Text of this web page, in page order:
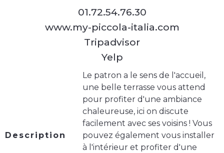
01.72.54.76.30
www.my-piccola-italia.com
Tripadvisor
Yelp
Description
Le patron a le sens de l'accueil,
une belle terrasse vous attend
pour profiter d'une ambiance
chaleureuse, ici on discute
facilement avec ses voisins ! Vous
pouvez également vous installer
à l'intérieur et profiter d'une